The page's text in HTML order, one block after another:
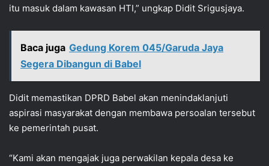
itu masuk dalam kawasan HTI,” ungkap Didit Srigusjaya.
Baca juga Gedung Korem 045/Garuda Jaya
Segera Dibangun di Babel
Didit memastikan DPRD Babel akan menindaklanjuti
aspirasi masyarakat dengan membawa persoalan tersebut
ke pemerintah pusat.
“Kami akan mengajak juga perwakilan kepala desa ke